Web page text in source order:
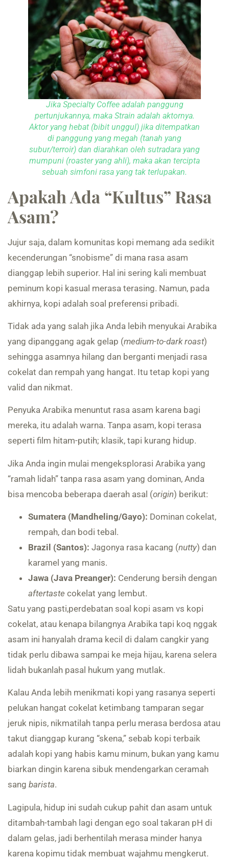
Jika Specialty Coffee adalah panggung
pertunjukannya, maka Strain adalah aktornya.
Aktor yang hebat (bibit unggul) jika ditempatkan
di panggung yang megah (tanah yang
subur/terroir) dan diarahkan oleh sutradara yang
mumpuni (roaster yang ahli), maka akan tercipta
sebuah simfoni rasa yang tak terlupakan.
Apakah Ada “Kultus” Rasa
Asam?
Jujur saja, dalam komunitas kopi memang ada sedikit
kecenderungan “snobisme” di mana rasa asam
dianggap lebih superior. Hal ini sering kali membuat
peminum kopi kasual merasa terasing. Namun, pada
akhirnya, kopi adalah soal preferensi pribadi.
Tidak ada yang salah jika Anda lebih menyukai Arabika
yang dipanggang agak gelap (medium-to-dark roast)
sehingga asamnya hilang dan berganti menjadi rasa
cokelat dan rempah yang hangat. Itu tetap kopi yang
valid dan nikmat.
Penyuka Arabika menuntut rasa asam karena bagi
mereka, itu adalah warna. Tanpa asam, kopi terasa
seperti film hitam-putih; klasik, tapi kurang hidup.
Jika Anda ingin mulai mengeksplorasi Arabika yang
“ramah lidah” tanpa rasa asam yang dominan, Anda
bisa mencoba beberapa daerah asal (origin) berikut:
Sumatera (Mandheling/Gayo): Dominan cokelat,
rempah, dan bodi tebal.
Brazil (Santos): Jagonya rasa kacang (nutty) dan
karamel yang manis.
Jawa (Java Preanger): Cenderung bersih dengan
aftertaste cokelat yang lembut.
Satu yang pasti,perdebatan soal kopi asam vs kopi
cokelat, atau kenapa bilangnya Arabika tapi koq nggak
asam ini hanyalah drama kecil di dalam cangkir yang
tidak perlu dibawa sampai ke meja hijau, karena selera
lidah bukanlah pasal hukum yang mutlak.
Kalau Anda lebih menikmati kopi yang rasanya seperti
pelukan hangat cokelat ketimbang tamparan segar
jeruk nipis, nikmatilah tanpa perlu merasa berdosa atau
takut dianggap kurang “skena,” sebab kopi terbaik
adalah kopi yang habis kamu minum, bukan yang kamu
biarkan dingin karena sibuk mendengarkan ceramah
sang barista.
Lagipula, hidup ini sudah cukup pahit dan asam untuk
ditambah-tambah lagi dengan ego soal takaran pH di
dalam gelas, jadi berhentilah merasa minder hanya
karena kopimu tidak membuat wajahmu mengkerut.